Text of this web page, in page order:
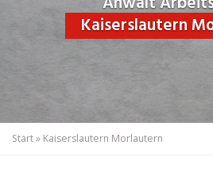
Kaiserslautern
Start» Kaiserslautern Morlautern